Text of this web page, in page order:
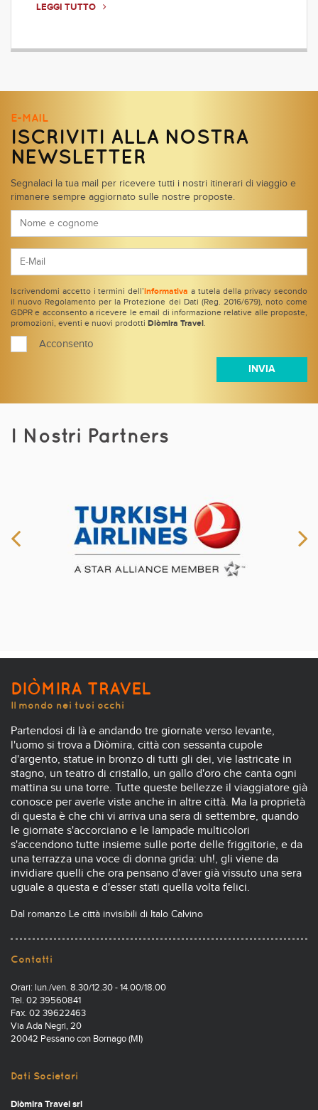
LEGGI TUTTO
E-MAIL
ISCRIVITI ALLA NOSTRA
NEWSLETTER
Segnalaci la tua mail per ricevere tutti i nostri itinerari di viaggio e
rimanere sempre aggiornato sulle nostre proposte.
Iscrivendomi accetto i termini dell’ informativa a tutela della privacy secondo
il nuovo Regolamento per la Protezione dei Dati (Reg. 2016/679), noto come
GDPR e acconsento a ricevere le email di informazione relative alle proposte,
promozioni, eventi e nuovi prodotti Diòmira Travel .
Acconsento
I Nostri Partners
DIÒMIRA TRAVEL
Il mondo nei tuoi occhi
Partendosi di là e andando tre giornate verso levante,
l'uomo si trova a Diòmira, città con sessanta cupole
d'argento, statue in bronzo di tutti gli dei, vie lastricate in
stagno, un teatro di cristallo, un gallo d'oro che canta ogni
mattina su una torre. Tutte queste bellezze il viaggiatore già
conosce per averle viste anche in altre città. Ma la proprietà
di questa è che chi vi arriva una sera di settembre, quando
le giornate s'accorciano e le lampade multicolori
s'accendono tutte insieme sulle porte delle friggitorie, e da
una terrazza una voce di donna grida: uh!, gli viene da
invidiare quelli che ora pensano d'aver già vissuto una sera
uguale a questa e d'esser stati quella volta felici.
Dal romanzo Le città invisibili di Italo Calvino
Contatti
Orari: lun./ven. 8.30/12.30 - 14.00/18.00
Tel. 02 39560841
Fax. 02 39622463
Via Ada Negri, 20
20042 Pessano con Bornago (MI)
Dati Societari
Diòmira Travel srl